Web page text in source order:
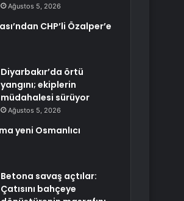
Ağustos 5, 2026
CHP’li Özalper’e
Diyarbakır’da örtü
yangını; ekiplerin
müdahalesi sürüyor
Ağustos 5, 2026
yeni Osmanlıcı
Betona savaş açtılar:
Çatısını bahçeye